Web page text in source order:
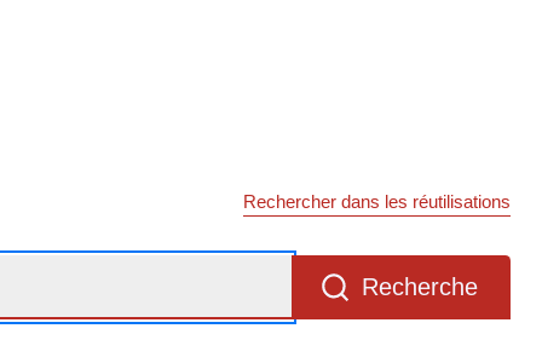
Rechercher dans les réutilisations
Recherche